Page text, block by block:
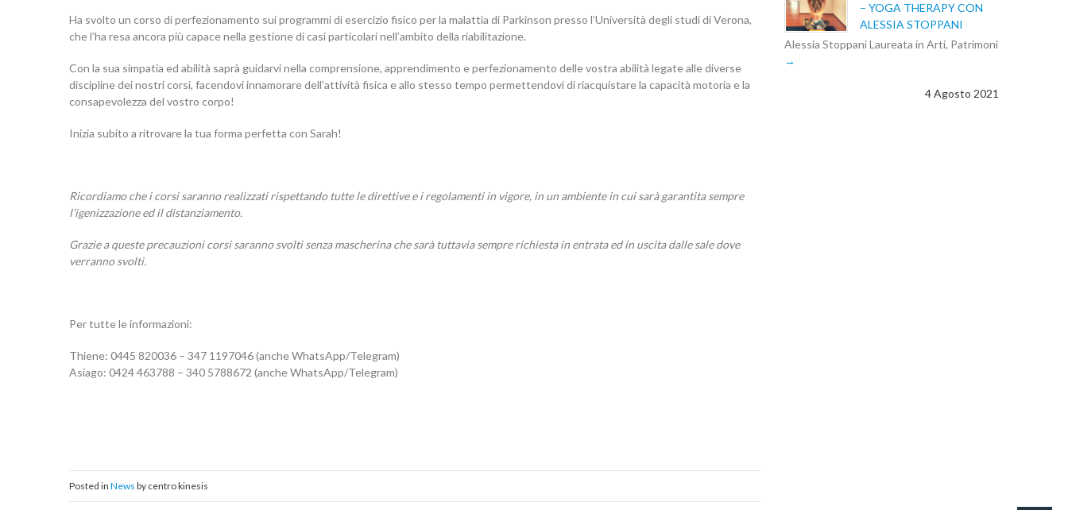
– YOGA THERAPY CON
ALESSIA STOPPANI
Alessia Stoppani Laureata in Arti, Patrimoni
4 Agosto 2021
Ha svolto un corso di perfezionamento sui programmi di esercizio fisico per la malattia di Parkinson presso l’Università degli studi di Verona,
che l’ha resa ancora più capace nella gestione di casi particolari nell’ambito della riabilitazione.
Con la sua simpatia ed abilità saprà guidarvi nella comprensione, apprendimento e perfezionamento delle vostra abilità legate alle diverse
discipline dei nostri corsi, facendovi innamorare dell’attività fisica e allo stesso tempo permettendovi di riacquistare la capacità motoria e la
consapevolezza del vostro corpo!
Inizia subito a ritrovare la tua forma perfetta con Sarah!
Ricordiamo che i corsi saranno realizzati rispettando tutte le direttive e i regolamenti in vigore, in un ambiente in cui sarà garantita sempre
l’igenizzazione ed il distanziamento.
Grazie a queste precauzioni corsi saranno svolti senza mascherina che sarà tuttavia sempre richiesta in entrata ed in uscita dalle sale dove
verranno svolti.
Per tutte le informazioni:
Thiene: 0445 820036 – 347 1197046 (anche WhatsApp/Telegram)
Asiago: 0424 463788 – 340 5788672 (anche WhatsApp/Telegram)
Posted in News by centro kinesis